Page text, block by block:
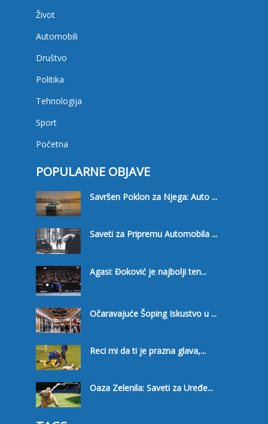
Život
Automobili
Društvo
Politika
Tehnologija
Sport
Početna
POPULARNE OBJAVE
Savršen Poklon za Njega: Auto ...
Saveti za Pripremu Automobila ...
Agasi: Đoković je najbolji ten...
Očaravajuće Šoping Iskustvo u ...
Reci mi da ti je prazna glava,...
Oaza Zelenila: Saveti za Uređe...